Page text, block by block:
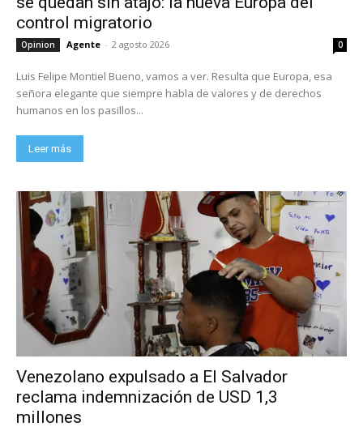
control migratorio
Opinion Agente - 2 agosto 2026 0
Luis Felipe Montiel Bueno, vamos a ver. Resulta que Europa, esa
señora elegante que siempre habla de valores y de derechos
humanos en los pasillos...
Leer más
Venezolano expulsado a El Salvador
reclama indemnización de USD 1,3
millones